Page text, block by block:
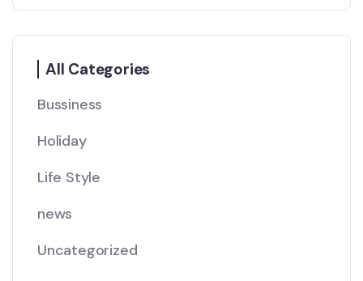
All Categories
Bussiness
Holiday
Life Style
news
Uncategorized